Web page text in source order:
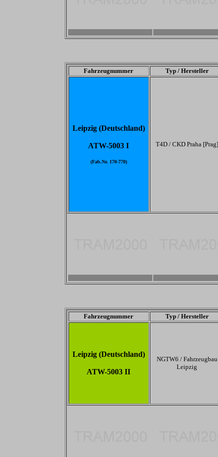
Fahrzeugnummer Typ / Hersteller
Leipzig (Deutschland)
ATW-5003 I
(Fab.Nr. 170-770)
T4D / CKD Praha [Prag]
Fahrzeugnummer Typ / Hersteller
Leipzig (Deutschland)
ATW-5003 II
NGTW6 / Fahrzeugbau
Leipzig